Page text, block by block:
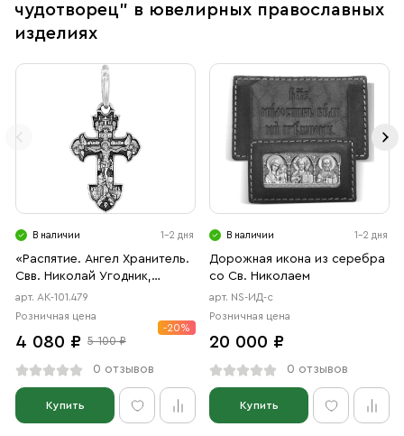
чудотворец" в ювелирных православных
изделиях
В наличии 1-2 дня
«Распятие. Ангел Хранитель.
Свв. Николай Угодник,
Александр Невский, Дмитрий
Донской»
арт. АК-101.479
Розничная цена
4 080 ₽ 5 100 ₽
-20%
0 отзывов
Купить
В наличии 1-2 дня
Дорожная икона из серебра
со Св. Николаем
арт. NS-ИД-с
Розничная цена
20 000 ₽
0 отзывов
Купить